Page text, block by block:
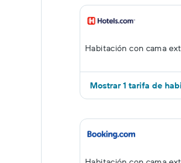
Habitación con cama
Mostrar 1 tarifa de